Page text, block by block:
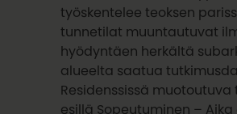
työskentelee teoksen
tunnetilat muuntautuvat
hyödyntäen herkältä
alueelta saatua
Residenssissä muotoutuva
esillä Sopeutuminen – Aika